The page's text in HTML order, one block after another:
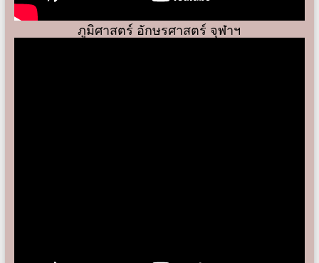
ภูมิศาสตร์ อักษรศาสตร์ จุฬาฯ